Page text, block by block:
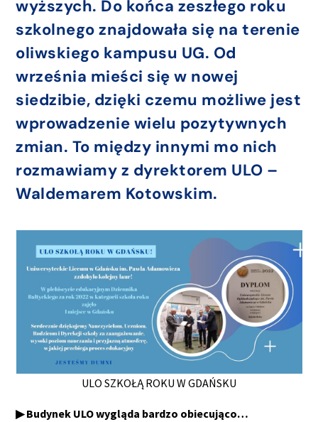
wyższych. Do końca zeszłego roku
szkolnego znajdowała się na terenie
oliwskiego kampusu UG. Od
września mieści się w nowej
siedzibie, dzięki czemu możliwe jest
wprowadzenie wielu pozytywnych
zmian. To między innymi mo nich
rozmawiamy z dyrektorem ULO –
Waldemarem Kotowskim.
ULO SZKOŁĄ ROKU W GDAŃSKU
▶ Budynek ULO wygląda bardzo obiecująco…